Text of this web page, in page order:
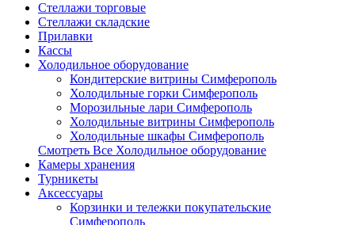
Стеллажи торговые
Стеллажи складские
Прилавки
Кассы
Холодильное оборудование
Кондитерские витрины Симферополь
Холодильные горки Симферополь
Морозильные лари Симферополь
Холодильные витрины Симферополь
Холодильные шкафы Симферополь
Смотреть Все Холодильное оборудование
Камеры хранения
Турникеты
Аксессуары
Корзинки и тележки покупательские
Симферополь